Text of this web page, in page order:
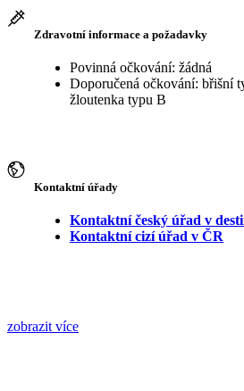
Zdravotní informace a požadavky
Povinná očkování: žádná
Doporučená očkování: břišní
žloutenka typu B
Kontaktní úřady
Kontaktní český úřad v
Kontaktní cizí úřad v ČR
zobrazit více